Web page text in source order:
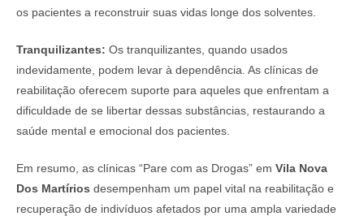
os pacientes a reconstruir suas vidas longe dos solventes.
Tranquilizantes: Os tranquilizantes, quando usados
indevidamente, podem levar à dependência. As clínicas de
reabilitação oferecem suporte para aqueles que enfrentam a
dificuldade de se libertar dessas substâncias, restaurando a
saúde mental e emocional dos pacientes.
Em resumo, as clínicas “Pare com as Drogas” em Vila Nova
Dos Martírios desempenham um papel vital na reabilitação e
recuperação de indivíduos afetados por uma ampla variedade